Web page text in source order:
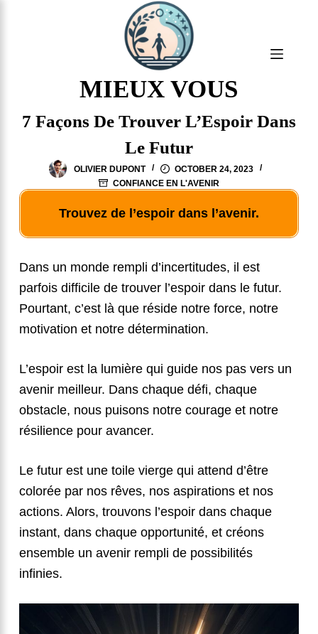
MIEUX VOUS
7 Façons De Trouver L’Espoir Dans
Le Futur
OLIVIER DUPONT
OCTOBER 24, 2023
CONFIANCE EN L'AVENIR
Trouvez de l’espoir dans l’avenir.
Dans un monde rempli d’incertitudes, il est
parfois difficile de trouver l’espoir dans le futur.
Pourtant, c’est là que réside notre force, notre
motivation et notre détermination.
L’espoir est la lumière qui guide nos pas vers un
avenir meilleur. Dans chaque défi, chaque
obstacle, nous puisons notre courage et notre
résilience pour avancer.
Le futur est une toile vierge qui attend d’être
colorée par nos rêves, nos aspirations et nos
actions. Alors, trouvons l’espoir dans chaque
instant, dans chaque opportunité, et créons
ensemble un avenir rempli de possibilités
infinies.